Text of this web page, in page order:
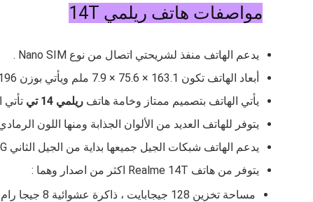
مواصفات هاتف ريلمي 14T
يدعم الهاتف منفذ لشريحتي اتصال من نوع Nano SIM .
أبعاد الهاتف تكون 163.1 × 75.6 × 7.9 ملم ويأتي بوزن
يأتي الهاتف بتصميم ممتاز وخامة هاتف ريلمي 14 تي
يتوفر للهاتف العديد من الألوان الجذابة ومنها اللون
يدعم الهاتف شبكات الجيل جميعها بداية من الجيل الثاني 2G الى الجيل الخامس 5G.
يتوفر من هاتف Realme 14T اكثر من اصدار وهما :
مساحة تخزين 128 جيجابايت ، ذاكرة عشوائية 8 جيجا رام.